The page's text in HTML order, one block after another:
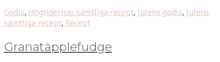
Godis, Högtidernas samtliga recept, Julens godis, Julens
samtliga recept, Recept
Granatäpplefudge